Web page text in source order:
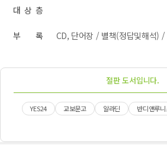
대 상 층
부 록
CD, 단어장 / 별책(정답및해석)
절판 도서입니다.
YES24 교보문고 알라딘 반디앤루